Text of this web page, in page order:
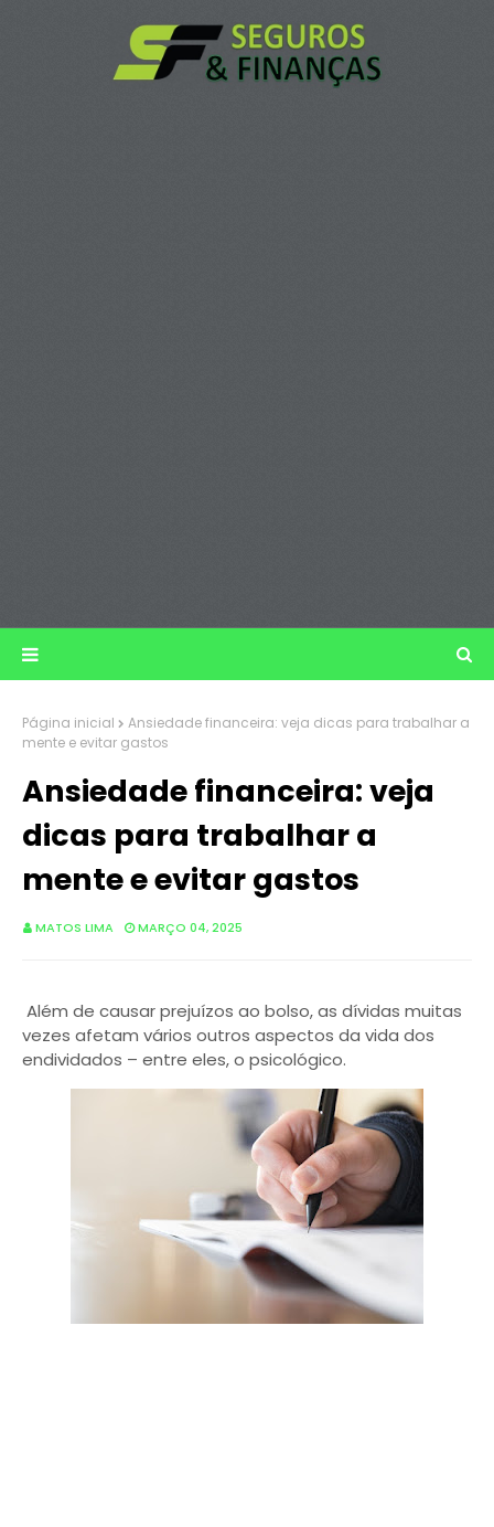
Página inicial
Ansiedade financeira: veja dicas para trabalhar a
mente e evitar gastos
Ansiedade financeira: veja
dicas para trabalhar a
mente e evitar gastos
MATOS LIMA MARÇO 04, 2025
Além de causar prejuízos ao bolso, as dívidas muitas
vezes afetam vários outros aspectos da vida dos
endividados – entre eles, o psicológico.